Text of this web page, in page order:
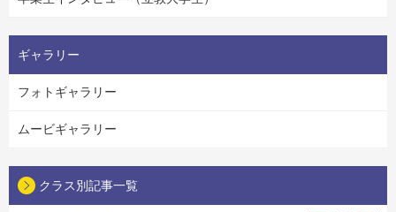
ギャラリー
フォトギャラリー
ムービギャラリー
クラス別記事一覧